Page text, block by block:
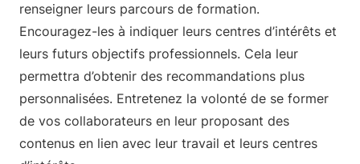
renseigner leurs parcours de formation.
Encouragez-les à indiquer leurs centres d’intérêts et
leurs futurs objectifs professionnels. Cela leur
permettra d’obtenir des recommandations plus
personnalisées. Entretenez la volonté de se former
de vos collaborateurs en leur proposant des
contenus en lien avec leur travail et leurs centres